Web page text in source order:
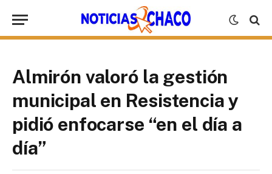
Almirón valoró la gestión
municipal en Resistencia y
pidió enfocarse “en el día a
día”